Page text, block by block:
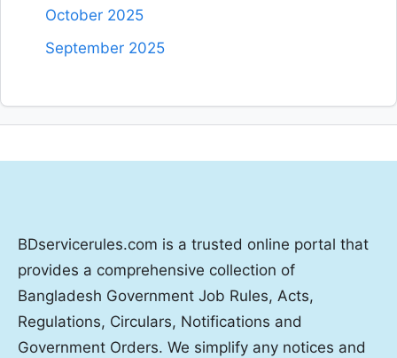
October 2025
September 2025
BDservicerules.com is a trusted online portal that
provides a comprehensive collection of
Bangladesh Government Job Rules, Acts,
Regulations, Circulars, Notifications and
Government Orders. We simplify any notices and